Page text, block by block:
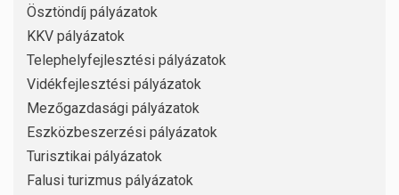
Ösztöndíj pályázatok
KKV pályázatok
Telephelyfejlesztési pályázatok
Vidékfejlesztési pályázatok
Mezőgazdasági pályázatok
Eszközbeszerzési pályázatok
Turisztikai pályázatok
Falusi turizmus pályázatok